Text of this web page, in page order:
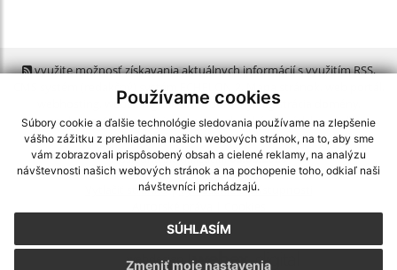
Používame cookies
Súbory cookie a ďalšie technológie sledovania používame na zlepšenie
vášho zážitku z prehliadania našich webových stránok, na to, aby sme
vám zobrazovali prispôsobený obsah a cielené reklamy, na analýzu
návštevnosti našich webových stránok a na pochopenie toho, odkiaľ naši
návštevníci prichádzajú.
SÚHLASÍM
Zmeniť moje nastavenia
využite možnosť získavania aktuálnych informácií s využitím RSS,
CMS systém (redakčný) systém ECHELON 2, Mapa stránok
webex.digital, s.r.o.,domény,registrácia domény
spoločnosť webex.digital, s.r.o.,technický prevádzkovateľ
Posledná aktualizácia:06.08.2026
Vytlačiť stránku|Vyhlásenie o prístupnosti
webdesign